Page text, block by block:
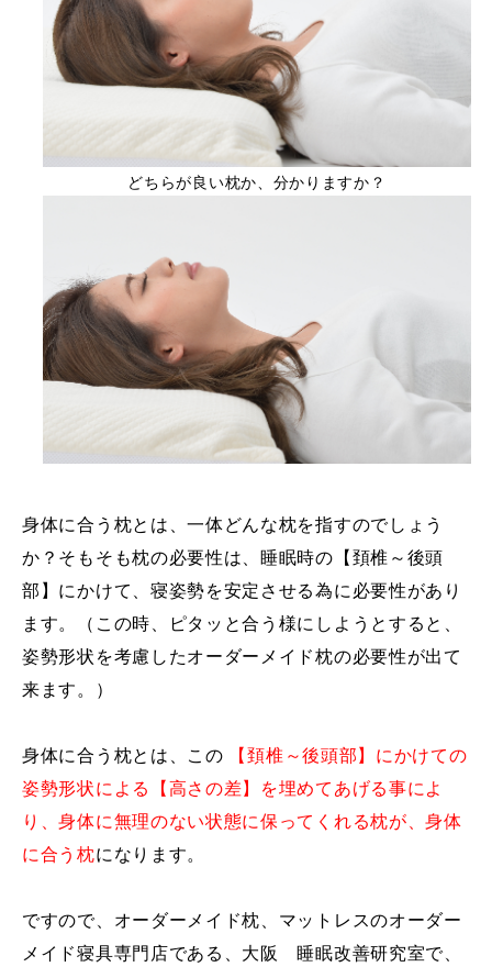
どちらが良い枕か、分かりますか？
身体に合う枕とは、一体どんな枕を指すのでしょう
か？そもそも枕の必要性は、睡眠時の【頚椎～後頭
部】にかけて、寝姿勢を安定させる為に必要性があり
ます。（この時、ピタッと合う様にしようとすると、
姿勢形状を考慮したオーダーメイド枕の必要性が出て
来ます。）
身体に合う枕とは、この
【頚椎～後頭部】にかけての
姿勢形状による【高さの差】を埋めてあげる事によ
り、身体に無理のない状態に保ってくれる枕が、身体
に合う枕になります。
ですので、オーダーメイド枕、マットレスのオーダー
メイド寝具専門店である、大阪 睡眠改善研究室で、